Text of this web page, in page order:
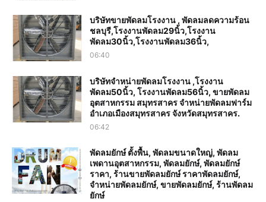
บริษัทขายพัดลมโรงงาน , พัดลมลดความร้อน
ชลบุรี,โรงงานพัดลม29นิ้ว,โรงงาน
พัดลม30นิ้ว,โรงงานพัดลม36นิ้ว,
06:40
บริษัทจำหน่ายพัดลมโรงงาน ,โรงงาน
พัดลม50นิ้ว, โรงงานพัดลม56นิ้ว, ขายพัดลม
อุตสาหกรรม สมุทรสาคร จำหน่ายพัดลมฟาร์ม
อำเภอเมืองสมุทรสาคร จังหวัดสมุทรสาคร.
06:42
พัดลมยักษ์ ตั้งพื้น, พัดลมขนาดใหญ่, พัดลม
เพดานอุตสาหกรรม, พัดลมยักษ์, พัดลมยักษ์
ราคา, ร้านขายพัดลมยักษ์ ราคาพัดลมยักษ์,
จำหน่ายพัดลมยักษ์, ขายพัดลมยักษ์, ร้านพัดลม
ยักษ์